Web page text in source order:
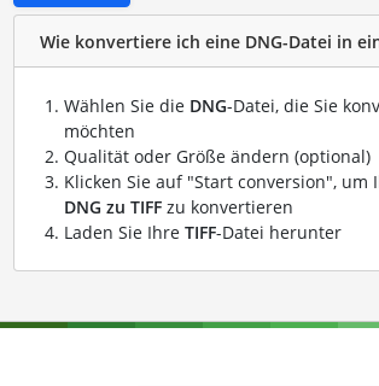
Wie konvertiere ich eine DNG-Datei in
Wählen Sie die DNG-Datei, die Sie
möchten
Qualität oder Größe ändern (optional)
Klicken Sie auf "Start conversion", um
DNG zu TIFFzu konvertieren
Laden Sie Ihre TIFF-Datei herunter